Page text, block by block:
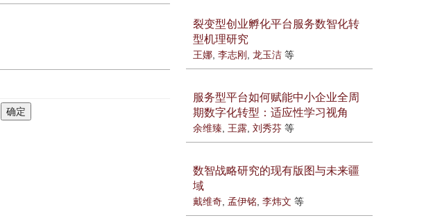
裂变型创业孵化平台服务数智化转
型机理研究
王娜, 李志刚 龙玉洁等
服务型平台如何赋能中小企业全周
期数字化转型：适应性学习视角
余维臻 王露, 刘秀芬等
数智战略研究的现有版图与未来疆
域
戴维奇, 孟伊铭 李炜文 等